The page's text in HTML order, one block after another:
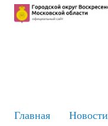
Главная Новости